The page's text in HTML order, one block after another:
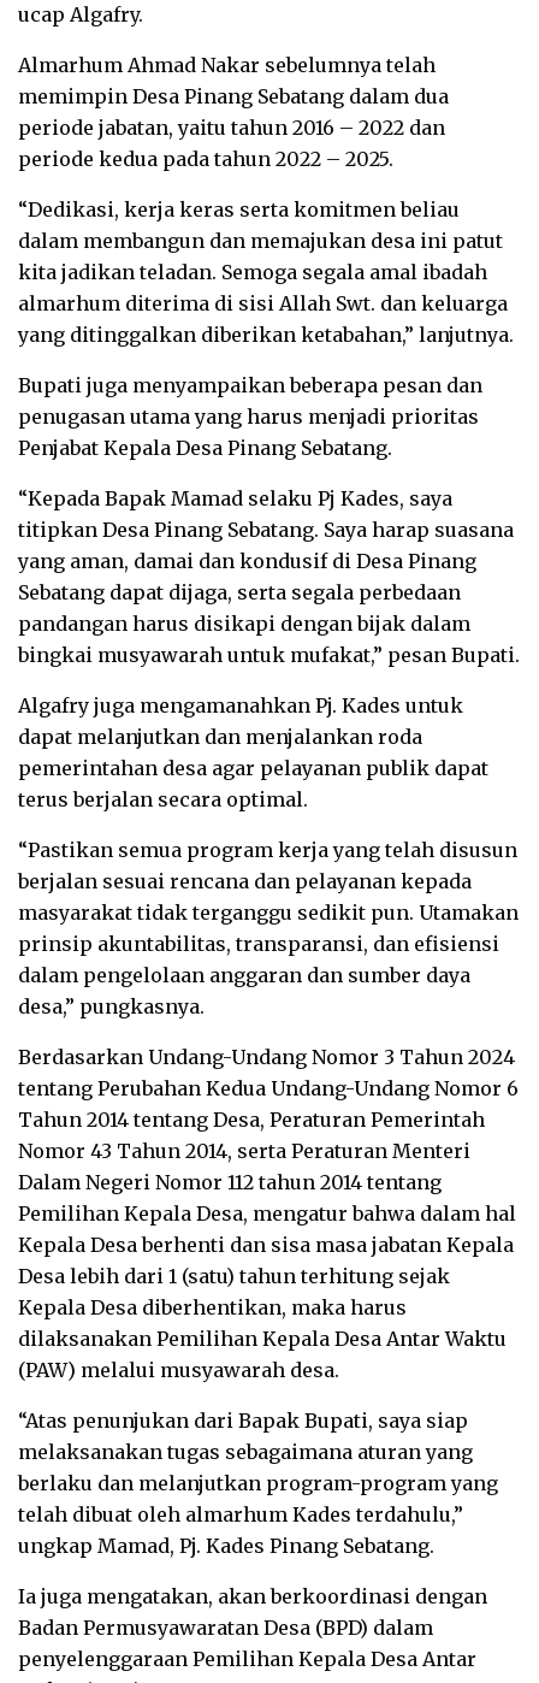
ucap Algafry.
Almarhum Ahmad Nakar sebelumnya telah
memimpin Desa Pinang Sebatang dalam dua
periode jabatan, yaitu tahun 2016 – 2022 dan
periode kedua pada tahun 2022 – 2025.
“Dedikasi, kerja keras serta komitmen beliau
dalam membangun dan memajukan desa ini patut
kita jadikan teladan. Semoga segala amal ibadah
almarhum diterima di sisi Allah Swt. dan keluarga
yang ditinggalkan diberikan ketabahan,” lanjutnya.
Bupati juga menyampaikan beberapa pesan dan
penugasan utama yang harus menjadi prioritas
Penjabat Kepala Desa Pinang Sebatang.
“Kepada Bapak Mamad selaku Pj Kades, saya
titipkan Desa Pinang Sebatang. Saya harap suasana
yang aman, damai dan kondusif di Desa Pinang
Sebatang dapat dijaga, serta segala perbedaan
pandangan harus disikapi dengan bijak dalam
bingkai musyawarah untuk mufakat,” pesan Bupati.
Algafry juga mengamanahkan Pj. Kades untuk
dapat melanjutkan dan menjalankan roda
pemerintahan desa agar pelayanan publik dapat
terus berjalan secara optimal.
“Pastikan semua program kerja yang telah disusun
berjalan sesuai rencana dan pelayanan kepada
masyarakat tidak terganggu sedikit pun. Utamakan
prinsip akuntabilitas, transparansi, dan efisiensi
dalam pengelolaan anggaran dan sumber daya
desa,” pungkasnya.
Berdasarkan Undang-Undang Nomor 3 Tahun 2024
tentang Perubahan Kedua Undang-Undang Nomor 6
Tahun 2014 tentang Desa, Peraturan Pemerintah
Nomor 43 Tahun 2014, serta Peraturan Menteri
Dalam Negeri Nomor 112 tahun 2014 tentang
Pemilihan Kepala Desa, mengatur bahwa dalam hal
Kepala Desa berhenti dan sisa masa jabatan Kepala
Desa lebih dari 1 (satu) tahun terhitung sejak
Kepala Desa diberhentikan, maka harus
dilaksanakan Pemilihan Kepala Desa Antar Waktu
(PAW) melalui musyawarah desa.
“Atas penunjukan dari Bapak Bupati, saya siap
melaksanakan tugas sebagaimana aturan yang
berlaku dan melanjutkan program-program yang
telah dibuat oleh almarhum Kades terdahulu,”
ungkap Mamad, Pj. Kades Pinang Sebatang.
Ia juga mengatakan, akan berkoordinasi dengan
Badan Permusyawaratan Desa (BPD) dalam
penyelenggaraan Pemilihan Kepala Desa Antar